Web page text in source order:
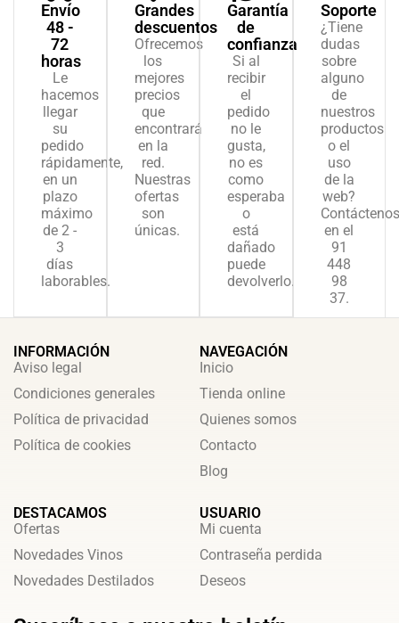
Envío
48 -
72
horas
Le
hacemos
llegar
su
pedido
rápidamente,
en un
plazo
máximo
de 2 -
3
días
laborables.
Grandes
descuentos
Ofrecemos
los
mejores
precios
que
encontrará
en la
red.
Nuestras
ofertas
son
únicas.
Garantía
de
confianza
Si al
recibir
el
pedido
no le
gusta,
no es
como
esperaba
o
está
dañado
puede
devolverlo.
Soporte
¿Tiene
dudas
sobre
alguno
de
nuestros
productos
o el
uso
de la
web?
Contáctenos
en el
91
448
98
37.
INFORMACIÓN
Aviso legal
Condiciones generales
Política de privacidad
Política de cookies
NAVEGACIÓN
Inicio
Tienda online
Quienes somos
Contacto
Blog
DESTACAMOS
Ofertas
Novedades Vinos
Novedades Destilados
USUARIO
Mi cuenta
Contraseña perdida
Deseos